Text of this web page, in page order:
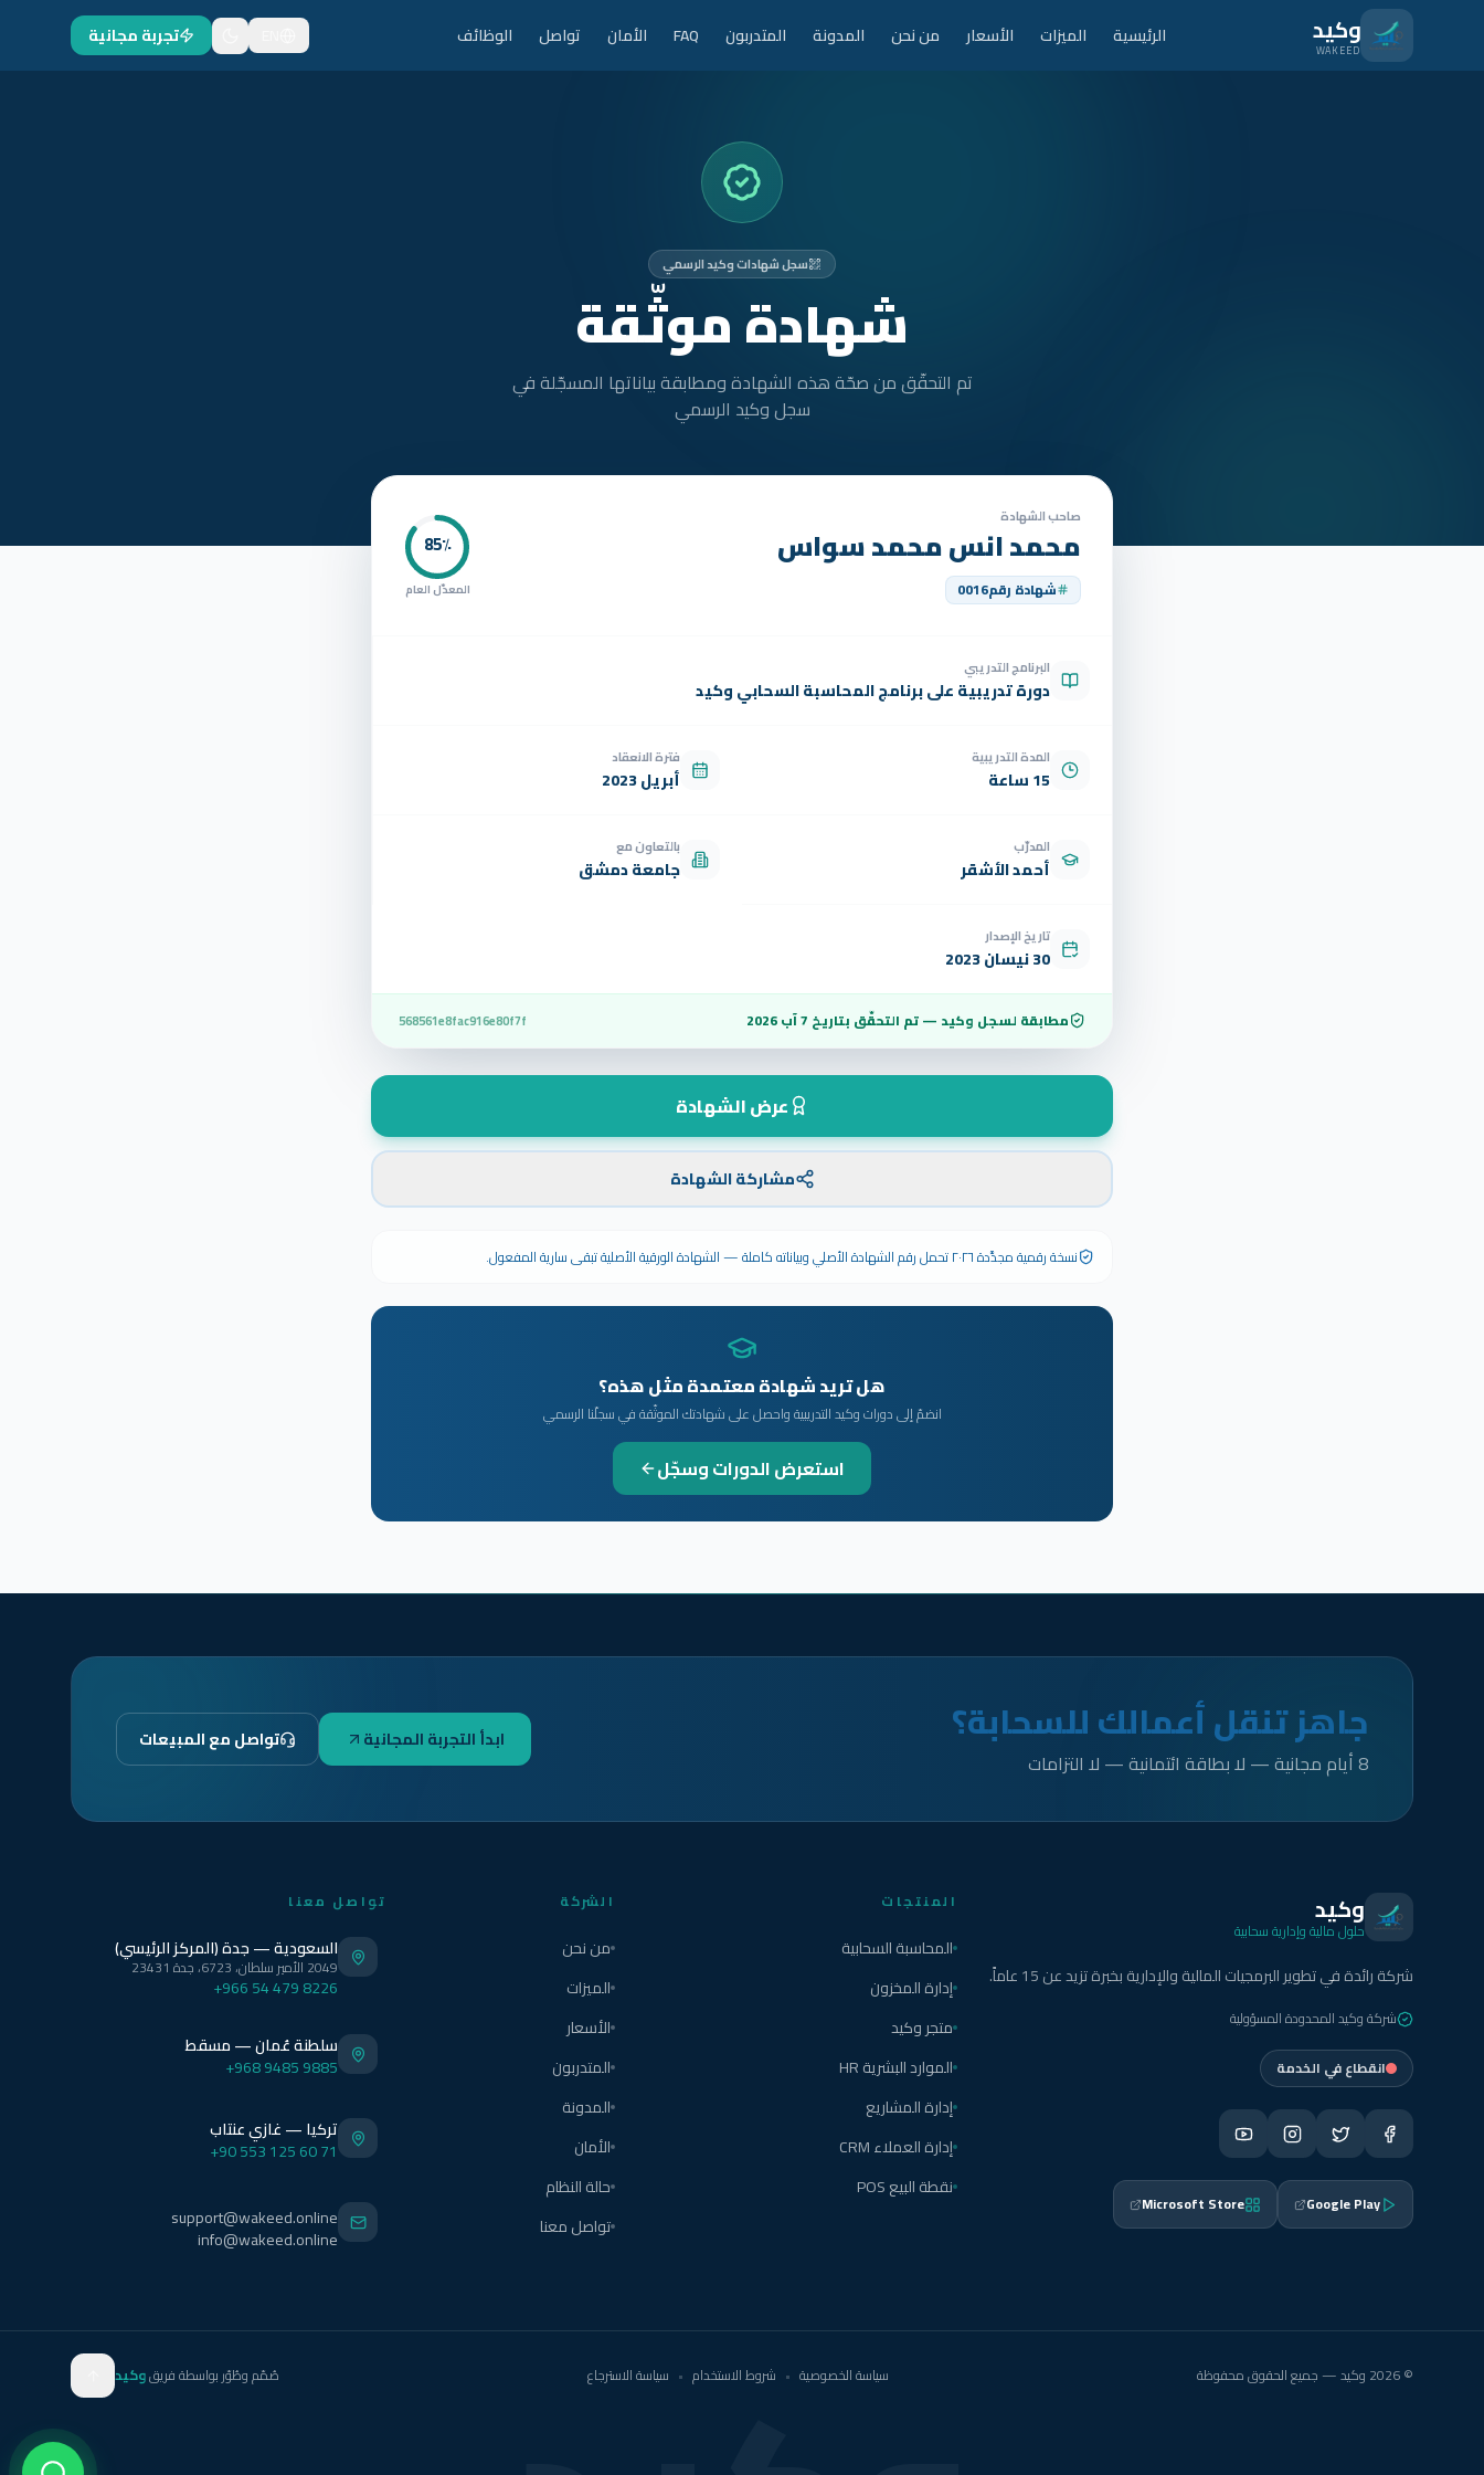
انتقل للمحتوى الرئيسيوكيد
WAKEED الرئيسية الميزات الأسعار من نحن المدونة المتدربون FAQ الأمان تواصل الوظائف تجربة مجانية
سجل شهادات وكيد الرسمي
شهادة موثّقة
تم التحقّق من صحّة هذه الشهادة ومطابقة بياناتها المسجّلة في
سجل وكيد الرسمي
صاحب الشهادة
محمد انس محمد سواس
شهادة رقم0016
85٪
المعدّل العام
البرنامج التدريبي
دورة تدريبية على برنامج المحاسبة السحابي وكيد
المدة التدريبية
15 ساعة
فترة الانعقاد
أبريل 2023
المدرّب
أحمد الأشقر
بالتعاون مع
جامعة دمشق
تاريخ الإصدار
30 نيسان 2023
مطابقة لسجل وكيد — تم التحقّق بتاريخ 7 آب 2026 568561e8fac916e80f7f
عرض الشهادة
مشاركة الشهادة
نسخة رقمية مجدَّدة ٢٠٢٦ تحمل رقم الشهادة الأصلي وبياناته كاملة — الشهادة الورقية الأصلية تبقى سارية المفعول.
هل تريد شهادة معتمدة مثل هذه؟
انضمّ إلى دورات وكيد التدريبية واحصل على شهادتك الموثّقة في سجلّنا الرسمي
استعرض الدورات وسجّل
جاهز تنقل أعمالك للسحابة؟
8 أيام مجانية — لا بطاقة ائتمانية — لا التزامات
ابدأ التجربة المجانية تواصل مع المبيعات
وكيد
حلول مالية وإدارية سحابية
شركة رائدة في تطوير البرمجيات المالية والإدارية بخبرة تزيد عن 15 عاماً.
شركة وكيد المحدودة المسؤولية
انقطاع في الخدمة
Google Play
Microsoft Store
المنتجات
المحاسبة السحابية
إدارة المخزون
متجر وكيد
الموارد البشرية HR
إدارة المشاريع
إدارة العملاء CRM
نقطة البيع POS
الشركة
من نحن
الميزات
الأسعار
المتدربون
المدونة
الأمان
حالة النظام
تواصل معنا
تواصل معنا
السعودية — جدة (المركز الرئيسي)
2049 الأمير سلطان، 6723، جدة 23431
+966 54 479 8226
سلطنة عُمان — مسقط
+968 9485 9885
تركيا — غازي عنتاب
+90 553 125 60 71
support@wakeed.online
info@wakeed.online
© 2026 وكيد — جميع الحقوق محفوظة سياسة الخصوصية • شروط الاستخدام • سياسة الاسترجاع صُمّم وطُوّر بواسطة فريقوكيد